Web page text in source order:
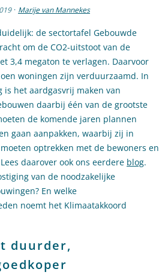
· Marije van Mannekes
de sectortafel Gebouwde
om de CO2-uitstoot van de
3,4 megaton te verlagen. Daarvoor
woningen zijn verduurzaamd. In
is het aardgasvrij maken van
daarbij één van de grootste
de komende jaren plannen
gaan aanpakken, waarbij zij in
optrekken met de bewoners en
daarover ook ons eerdere blog.
van de noodzakelijke
En welke
noemt het Klimaatakkoord
duurder,